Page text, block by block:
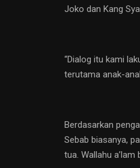
Joko dan Kang
“Dialog itu kami
terutama anak-
Berdasarkan
Sebab biasanya,
tua. Wallahu